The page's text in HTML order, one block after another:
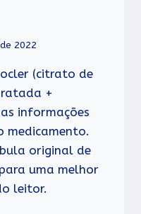
2022
(citrato de
+
informações
medicamento.
original de
uma melhor
leitor.